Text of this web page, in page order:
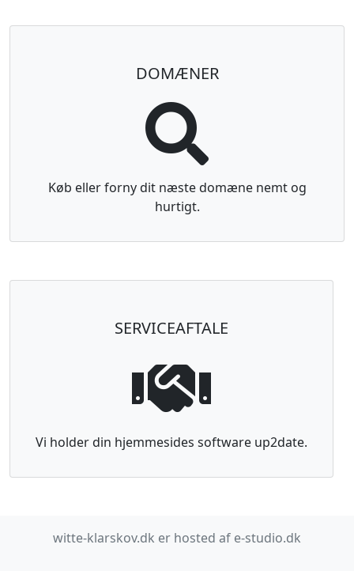
DOMÆNER
Køb eller forny dit næste domæne nemt og
hurtigt.
SERVICEAFTALE
Vi holder din hjemmesides software up2date.
witte-klarskov.dk er hosted af e-studio.dk